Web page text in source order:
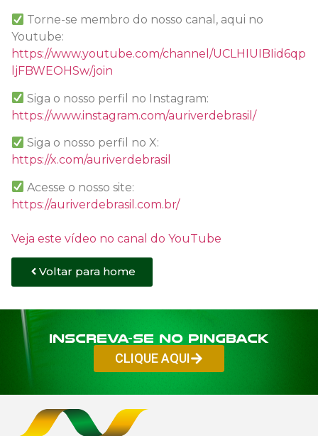
Torne-se membro do nosso canal, aqui no
Youtube:
https://www.youtube.com/channel/UCLHIUIBIid6qp
ljFBWEOHSw/join
Siga o nosso perfil no Instagram:
https://www.instagram.com/auriverdebrasil/
Siga o nosso perfil no X:
https://x.com/auriverdebrasil
Acesse o nosso site:
https://auriverdebrasil.com.br/
Veja este vídeo no canal do YouTube
Voltar para home
Inscreva-se no PINGBACK
CLIQUE AQUI